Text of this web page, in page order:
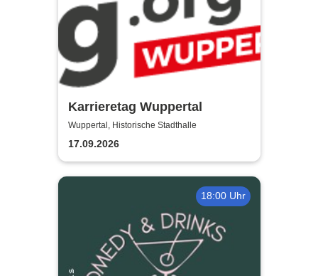
Karrieretag Wuppertal
Wuppertal, Historische Stadthalle
17.09.2026
18:00 Uhr